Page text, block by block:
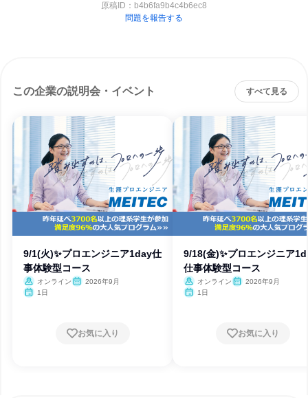
原稿ID： b4b6fa9b4c4b6ec8
問題を報告する
この企業の説明会・イベント すべて見る
9/1(火)✨プロエンジニア1day仕
事体験型コース
オンライン
2026年9月
1日
お気に入り
9/18(金)✨プロエンジニア
仕事体験型コース
オンライン
2026年9月
1日
お気に入り